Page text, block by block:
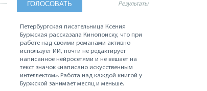
Результаты
Петербургская писательница Ксения
Буржская рассказала Кинопоиску, что при
работе над своими романами активно
использует ИИ, почти не редактирует
написанное нейросетями и не вешает на
текст значок «написано искусственным
интеллектом». Работа над каждой книгой у
Буржской занимает месяц и меньше.